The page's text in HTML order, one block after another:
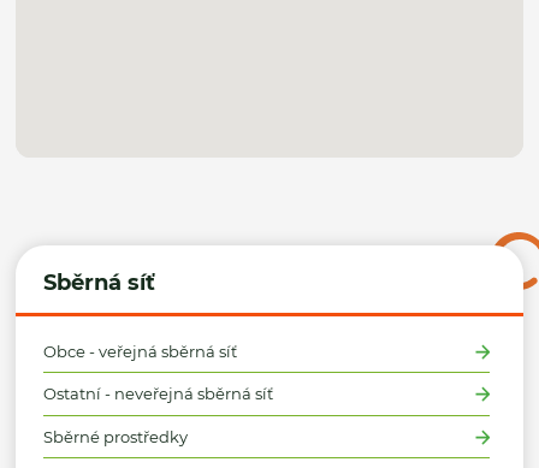
Sběrná síť
Obce - veřejná sběrná síť
Ostatní - neveřejná sběrná síť
Sběrné prostředky